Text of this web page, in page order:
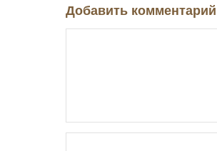
Добавить комментарий